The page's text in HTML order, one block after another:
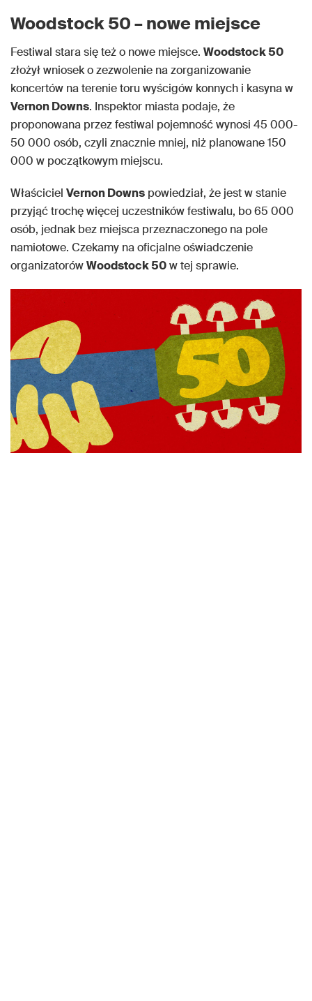
Woodstock 50 – nowe miejsce
Festiwal stara się też o nowe miejsce. Woodstock 50
złożył wniosek o zezwolenie na zorganizowanie
koncertów na terenie toru wyścigów konnych i kasyna w
Vernon Downs. Inspektor miasta podaje, że
proponowana przez festiwal pojemność wynosi 45 000-
50 000 osób, czyli znacznie mniej, niż planowane 150
000 w początkowym miejscu.
Właściciel Vernon Downs powiedział, że jest w stanie
przyjąć trochę więcej uczestników festiwalu, bo 65 000
osób, jednak bez miejsca przeznaczonego na pole
namiotowe. Czekamy na oficjalne oświadczenie
organizatorówWoodstock 50w tej sprawie.